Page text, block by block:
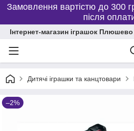
Замовлення вартістю до 300
після
Інтернет-магазин іграшок Плюшево
Дитячі іграшки та канцтовари
–2%